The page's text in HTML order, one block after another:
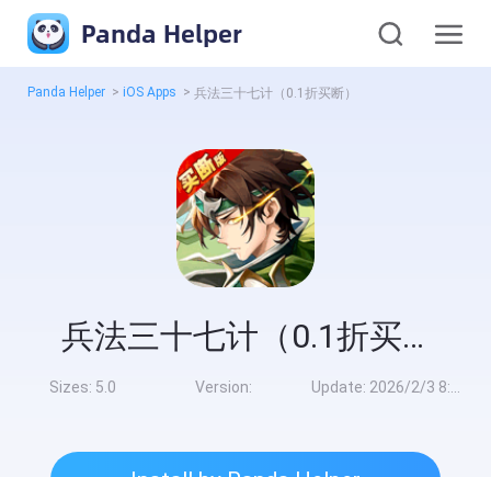
Panda Helper
Panda Helper > iOS Apps > 兵法三十七计（0.1折买断）
兵法三十七计（0.1折买断）
Sizes: 5.0 Version: Update: 2026/2/3 8:00:00